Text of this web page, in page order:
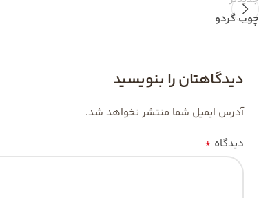
چوب گردو
دیدگاهتان را بنویسید
آدرس ایمیل شما منتشر نخواهد شد.
دیدگاه *